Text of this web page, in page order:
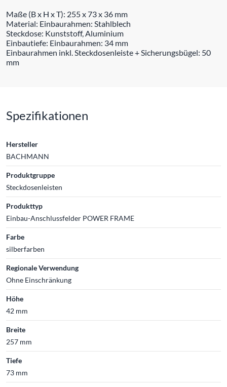
Maße (B x H x T): 255 x 73 x 36 mm
Material: Einbaurahmen: Stahlblech
Steckdose: Kunststoff, Aluminium
Einbautiefe: Einbaurahmen: 34 mm
Einbaurahmen inkl. Steckdosenleiste + Sicherungsbügel: 50
mm
Spezifikationen
Hersteller
BACHMANN
Produktgruppe
Steckdosenleisten
Produkttyp
Einbau-Anschlussfelder POWER FRAME
Farbe
silberfarben
Regionale Verwendung
Ohne Einschränkung
Höhe
42 mm
Breite
257 mm
Tiefe
73 mm